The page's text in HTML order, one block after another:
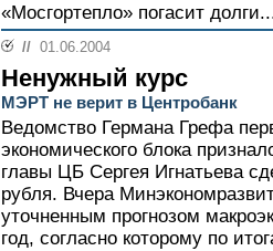
«Мосгортепло» погасит
// 01.06.2004
Ненужный курс
МЭРТ не верит в Центробанк
Ведомство Германа Грефа
экономического блока
главы ЦБ Сергея Игнатьева
рубля. Вчера
уточненным прогнозом
год, согласно которому по